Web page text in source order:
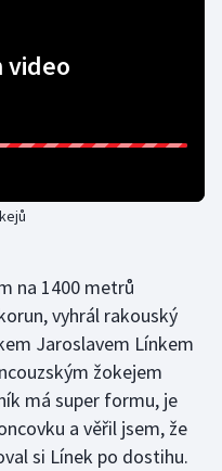
video
na 1400 metrů
vyhrál rakouský
Jaroslavem Línkem
žokejem
má super formu, je
a věřil jsem, že
si Línek po dostihu.